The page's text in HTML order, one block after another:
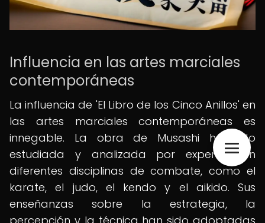
Influencia en las artes marciales
contemporáneas
La influencia de 'El Libro de los Cinco Anillos' en
las artes marciales contemporáneas es
innegable. La obra de Musashi ha sido
estudiada y analizada por expertos en
diferentes disciplinas de combate, como el
karate, el judo, el kendo y el aikido. Sus
enseñanzas sobre la estrategia, la